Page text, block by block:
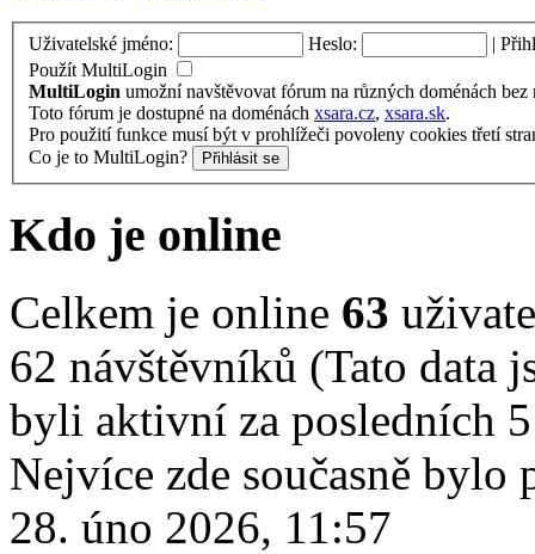
Uživatelské jméno: Heslo: |
Použít MultiLogin
MultiLogin umožní navštěvovat fórum na různých doménách
Toto fórum je dostupné na doménách xsara.cz, xsara.sk.
Pro použití funkce musí být v prohlížeči povoleny cookies třetí
Co je to MultiLogin?
Kdo je online
Celkem je online 63
62 návštěvníků (Tato data
byli aktivní za posledních
Nejvíce zde současně
28. úno 2026, 11:57